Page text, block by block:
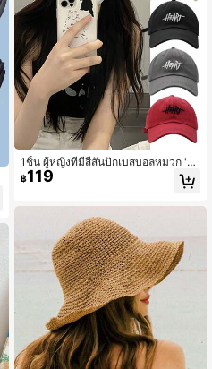
1ชิ้น ผู้หญิงที่มีสีสันปักเบสบอลหมวก 'H
eart' Letter,แฟชั่นการออกแบบ, ฤดูใบ
ไม้ผลิและฤดูร้อนหมวกบังแดด
฿119